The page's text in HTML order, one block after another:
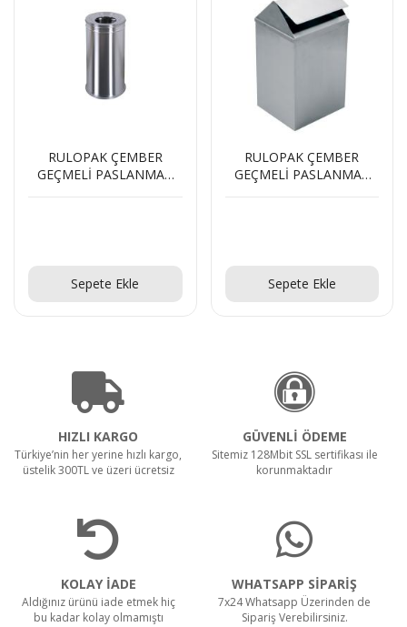
RULOPAK ÇEMBER
GEÇMELİ PASLANMAZ
Sepete Ekle
RULOPAK ÇEMBER
GEÇMELİ PASLANMAZ
Sepete Ekle
HIZLI KARGO
Türkiye’nin her yerine hızlı kargo,
üstelik 300TL ve üzeri ücretsiz
GÜVENLİ ÖDEME
Sitemiz 128Mbit SSL sertifikası ile
korunmaktadır
KOLAY İADE
Aldığınız ürünü iade etmek hiç
bu kadar kolay olmamıştı
WHATSAPP SİPARİŞ
7x24 Whatsapp Üzerinden de
Sipariş Verebilirsiniz.